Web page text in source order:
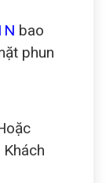
bao
phun